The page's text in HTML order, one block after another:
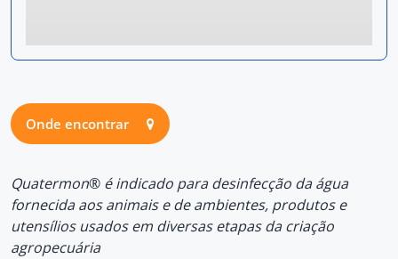
Onde encontrar
Quatermon® é indicado para desinfecção da água
fornecida aos animais e de ambientes, produtos e
utensílios usados em diversas etapas da criação
agropecuária